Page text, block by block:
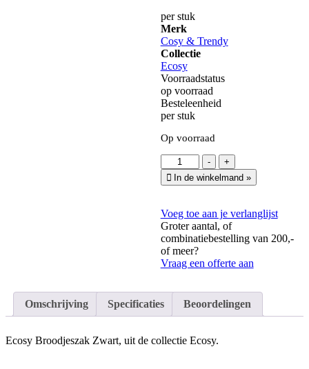
per stuk
Merk
Cosy & Trendy
Collectie
Ecosy
Voorraadstatus
op voorraad
Besteleenheid
per stuk
Op voorraad
-
Ecosy
Broodjeszak
Zwart
x
15
cm
·
wasbaar
aantal
+
In de winkelmand »
Voeg toe aan je verlanglijst
Groter aantal, of
combinatiebestelling van 200,-
of meer?
Vraag een offerte aan
Omschrijving Specificaties Beoordelingen
Ecosy Broodjeszak Zwart, uit de collectie Ecosy.